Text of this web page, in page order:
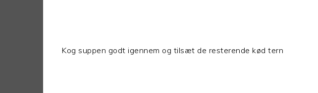
Kog suppen godt igennem og tilsæt de resterende kød tern